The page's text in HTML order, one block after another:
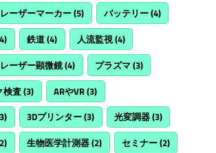
レーザーマーカー(5) バッテリー(4)
鉄道(4) 人流監視(4)
レーザー顕微鏡(4) プラズマ(3)
検査(3) ARやVR(3)
3Dプリンター(3) 光変調器(3)
生物医学計測器(2) セミナー(2)